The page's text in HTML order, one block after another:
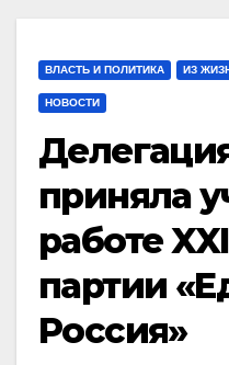
ВЛАСТЬ И ПОЛИТИКА ИЗ
НОВОСТИ
приняла
работе
партии
Россия»